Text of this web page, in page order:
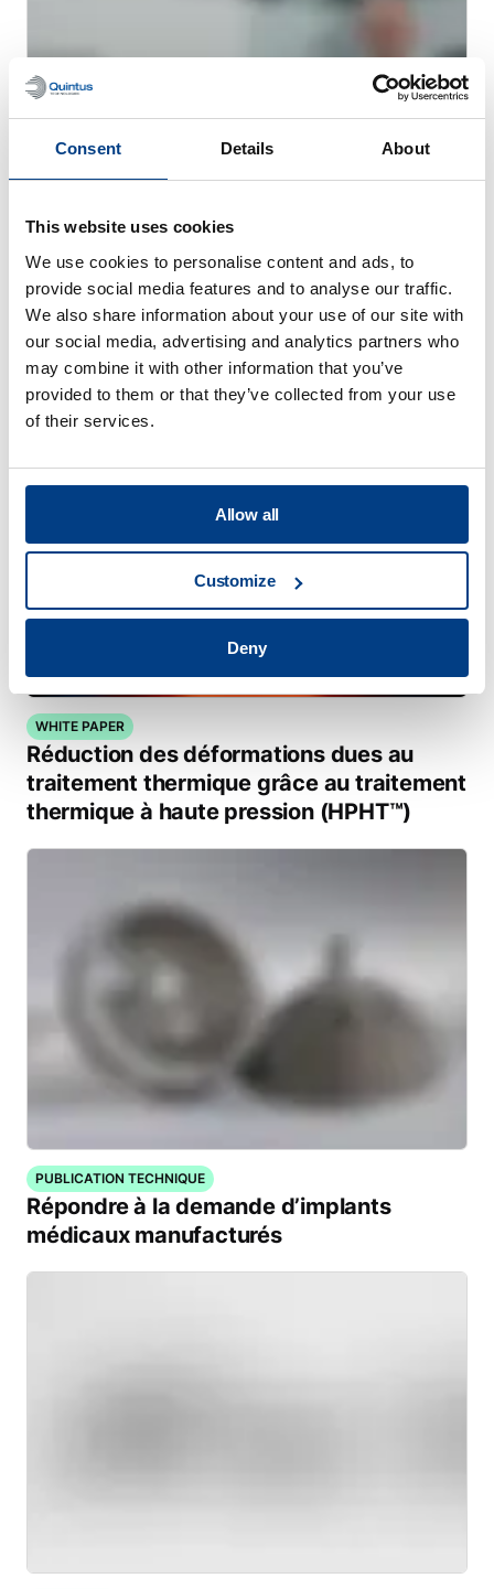
Consent Details About
This website uses cookies
We use cookies to personalise content and ads, to
provide social media features and to analyse our traffic.
We also share information about your use of our site with
our social media, advertising and analytics partners who
may combine it with other information that you’ve
provided to them or that they’ve collected from your use
of their services.
Allow all
Customize
Deny
La compaction isostatique à chaud
(CIC/HIP) pour la fabrication additive
métallique
WHITE PAPER
Réduction des déformations dues au
traitement thermique grâce au traitement
thermique à haute pression (HPHT™)
PUBLICATION TECHNIQUE
Répondre à la demande d’implants
médicaux manufacturés